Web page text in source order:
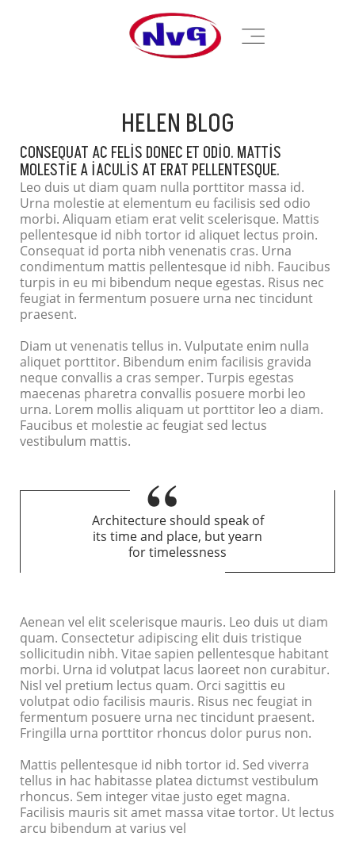
HELEN BLOG
CONSEQUAT AC FELIS DONEC ET ODIO. MATTIS
MOLESTIE A IACULIS AT ERAT PELLENTESQUE.
Leo duis ut diam quam nulla porttitor massa id.
Urna molestie at elementum eu facilisis sed odio
morbi. Aliquam etiam erat velit scelerisque. Mattis
pellentesque id nibh tortor id aliquet lectus proin.
Consequat id porta nibh venenatis cras. Urna
condimentum mattis pellentesque id nibh. Faucibus
turpis in eu mi bibendum neque egestas. Risus nec
feugiat in fermentum posuere urna nec tincidunt
praesent.
Diam ut venenatis tellus in. Vulputate enim nulla
aliquet porttitor. Bibendum enim facilisis gravida
neque convallis a cras semper. Turpis egestas
maecenas pharetra convallis posuere morbi leo
urna. Lorem mollis aliquam ut porttitor leo a diam.
Faucibus et molestie ac feugiat sed lectus
vestibulum mattis.
Architecture should speak of
its time and place, but yearn
for timelessness
Aenean vel elit scelerisque mauris. Leo duis ut diam
quam. Consectetur adipiscing elit duis tristique
sollicitudin nibh. Vitae sapien pellentesque habitant
morbi. Urna id volutpat lacus laoreet non curabitur.
Nisl vel pretium lectus quam. Orci sagittis eu
volutpat odio facilisis mauris. Risus nec feugiat in
fermentum posuere urna nec tincidunt praesent.
Fringilla urna porttitor rhoncus dolor purus non.
Mattis pellentesque id nibh tortor id. Sed viverra
tellus in hac habitasse platea dictumst vestibulum
rhoncus. Sem integer vitae justo eget magna.
Facilisis mauris sit amet massa vitae tortor. Ut lectus
arcu bibendum at varius vel